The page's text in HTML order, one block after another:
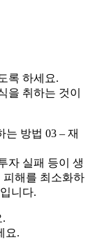
록 하세요.
을 취하는 것이
방법 03 – 재
자 실패 등이 생
피해를 최소화하
니다.
.
요.